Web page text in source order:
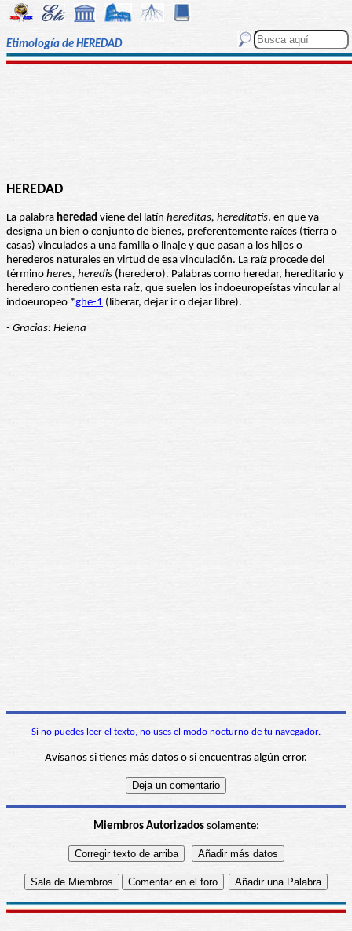
Etimología de HEREDAD
HEREDAD
La palabra heredad viene del latín hereditas, hereditatis, en que ya
designa un bien o conjunto de bienes, preferentemente raíces (tierra o
casas) vinculados a una familia o linaje y que pasan a los hijos o
herederos naturales en virtud de esa vinculación. La raíz procede del
término heres, heredis (heredero). Palabras como heredar, hereditario y
heredero contienen esta raíz, que suelen los indoeuropeístas vincular al
indoeuropeo *ghe-1 (liberar, dejar ir o dejar libre).
- Gracias: Helena
Si no puedes leer el texto, no uses el modo nocturno de tu navegador.
Avísanos si tienes más datos o si encuentras algún error.
Miembros Autorizadossolamente: